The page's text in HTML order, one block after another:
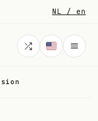
NL / en